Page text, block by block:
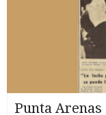
Punta Arenas